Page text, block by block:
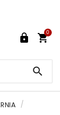
 
0
